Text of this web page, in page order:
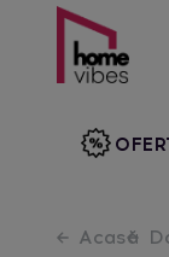
Acasă